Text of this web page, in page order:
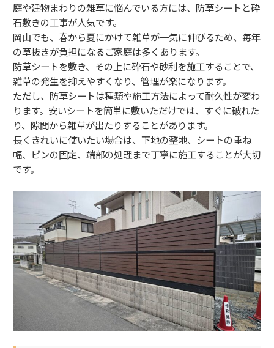
庭や建物まわりの雑草に悩んでいる方には、防草シートと砕
石敷きの工事が人気です。
岡山でも、春から夏にかけて雑草が一気に伸びるため、毎年
の草抜きが負担になるご家庭は多くあります。
防草シートを敷き、その上に砕石や砂利を施工することで、
雑草の発生を抑えやすくなり、管理が楽になります。
ただし、防草シートは種類や施工方法によって耐久性が変わ
ります。安いシートを簡単に敷いただけでは、すぐに破れた
り、隙間から雑草が出たりすることがあります。
長くきれいに使いたい場合は、下地の整地、シートの重ね
幅、ピンの固定、端部の処理まで丁寧に施工することが大切
です。